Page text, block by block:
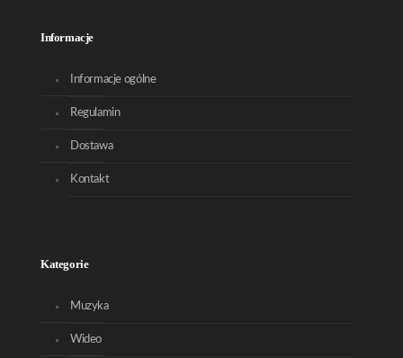
Informacje
Informacje ogólne
Regulamin
Dostawa
Kontakt
Kategorie
Muzyka
Wideo